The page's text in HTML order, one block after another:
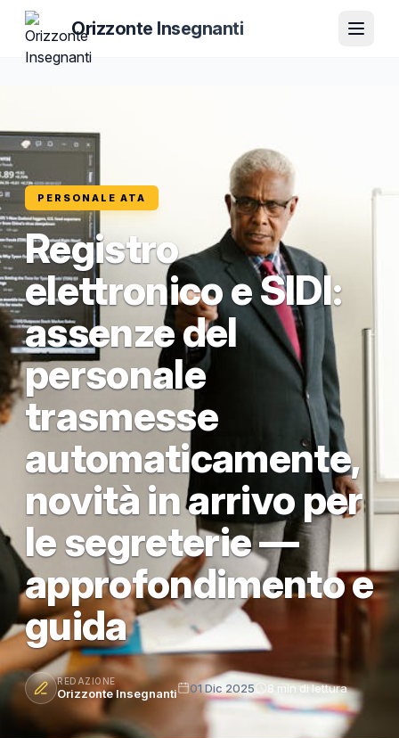
Orizzonte Insegnanti
PERSONALE ATA
Registro
elettronico e SIDI:
assenze del
personale
trasmesse
automaticamente,
novità in arrivo per
le segreterie —
approfondimento e
guida
REDAZIONE
Orizzonte Insegnanti 01 Dic 2025 8 min di lettura